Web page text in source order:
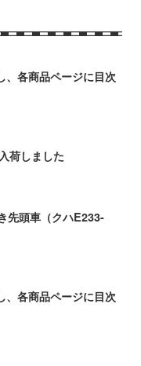
、各商品ページに目次
荷しました
先頭車（クハE233-
、各商品ページに目次